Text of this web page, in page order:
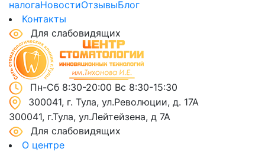
налогаНовостиОтзывыБлог
Контакты
Для слабовидящих
Пн-Сб 8:30-20:00 Вс 8:30-15:30
300041, г. Тула, ул.Революции, д. 17А
300041, г.Тула, ул.Лейтейзена, д 7А
Для слабовидящих
О центре